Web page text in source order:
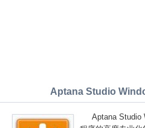
Aptana Studio
Aptana Studio